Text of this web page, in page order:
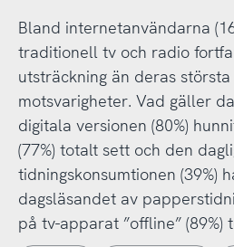
Bland internetanvändarna
traditionell tv och radio
utsträckning än deras
motsvarigheter. Vad gäller
digitala versionen (80%)
(77%) totalt sett och den
tidningskonsumtionen (39%)
dagsläsandet av
på tv-apparat ”offline”